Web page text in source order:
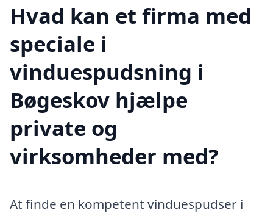
Hvad kan et firma med
speciale i
vinduespudsning i
Bøgeskov hjælpe
private og
virksomheder med?
At finde en kompetent vinduespudser i